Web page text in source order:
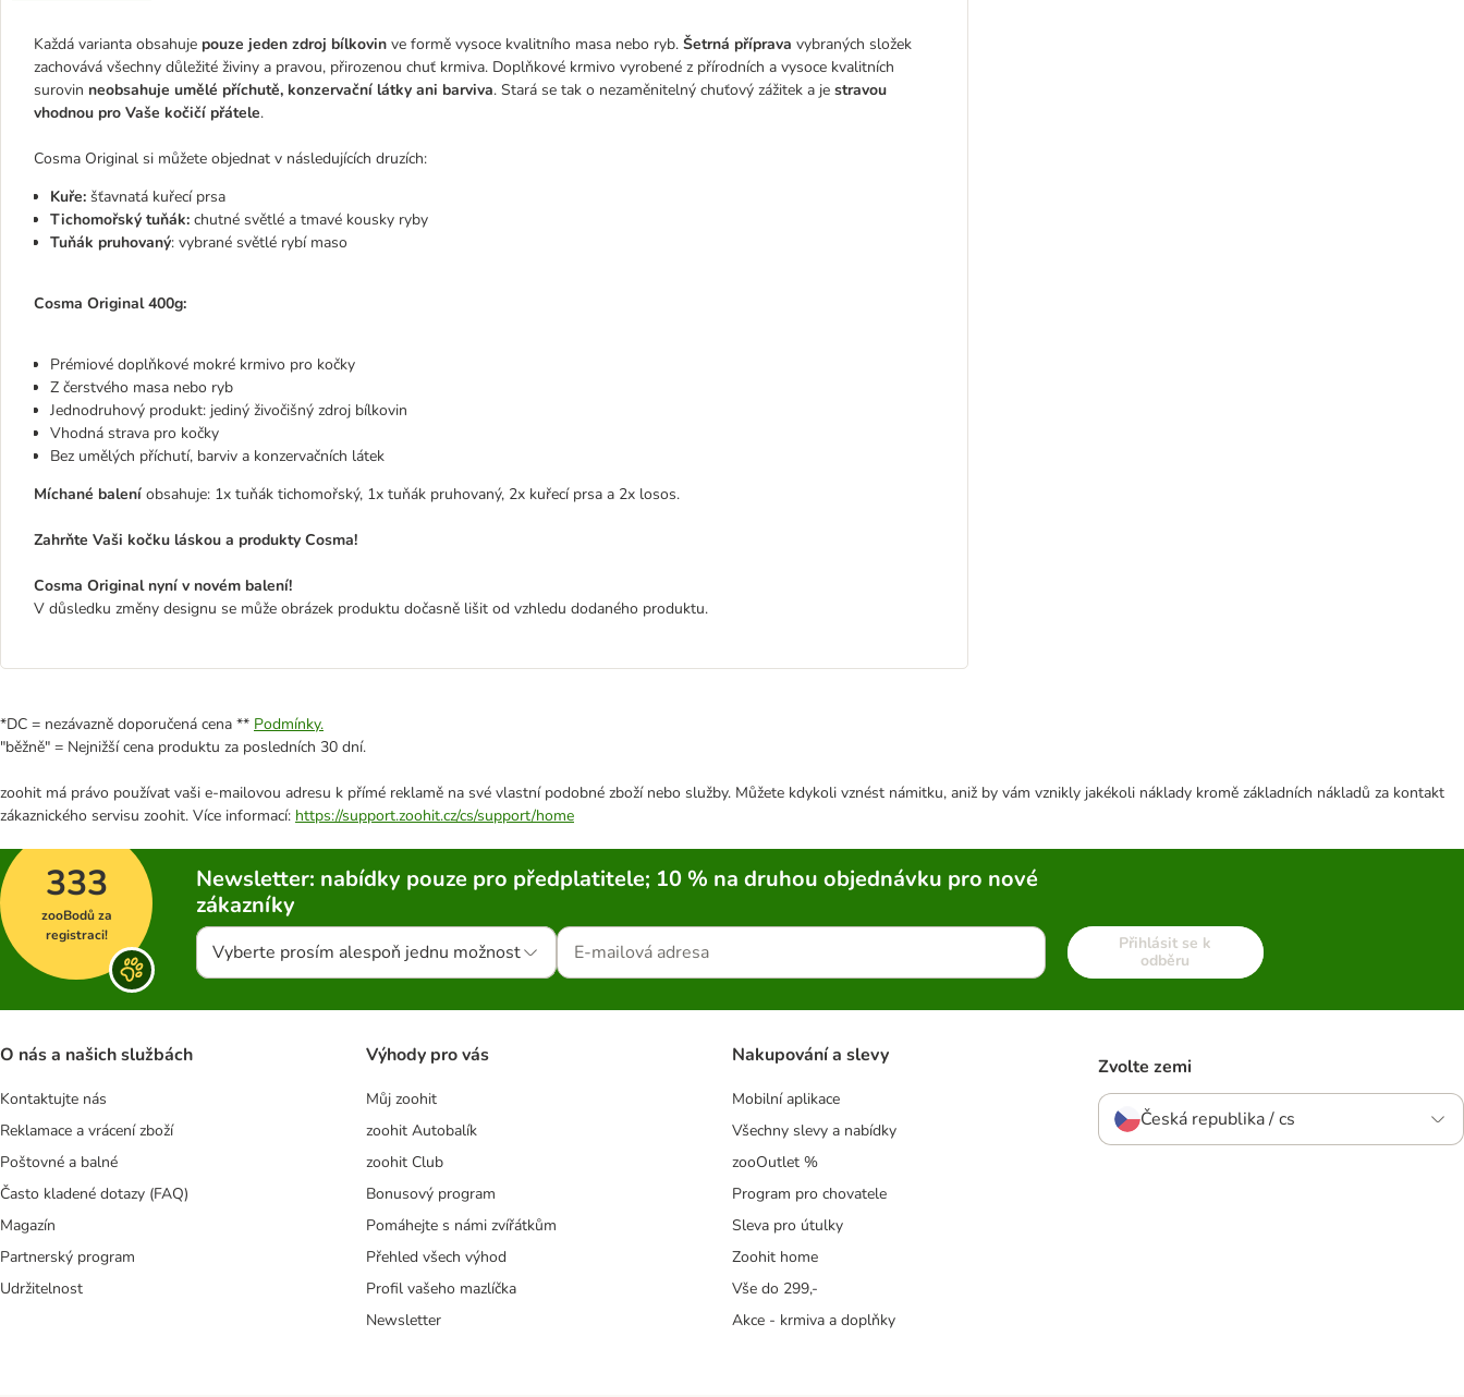
Každá varianta obsahuje pouze jeden zdroj bílkovin ve formě vysoce kvalitního masa nebo ryb. Šetrná příprava vybraných složek
zachovává všechny důležité živiny a pravou, přirozenou chuť krmiva. Doplňkové krmivo vyrobené z přírodních a vysoce kvalitních
surovin neobsahuje umělé příchutě, konzervační látky ani barviva. Stará se tak o nezaměnitelný chuťový zážitek a je stravou
vhodnou pro Vaše kočičí přátele.
Cosma Original si můžete objednat v následujících druzích:
Kuře: šťavnatá kuřecí prsa
Tichomořský tuňák: chutné světlé a tmavé kousky ryby
Tuňák pruhovaný: vybrané světlé rybí maso
Cosma Original 400g:
Prémiové doplňkové mokré krmivo pro kočky
Z čerstvého masa nebo ryb
Jednodruhový produkt: jediný živočišný zdroj bílkovin
Vhodná strava pro kočky
Bez umělých příchutí, barviv a konzervačních látek
Míchané balení obsahuje: 1x tuňák tichomořský, 1x tuňák pruhovaný, 2x kuřecí prsa a 2x losos.
Zahrňte Vaši kočku láskou a produkty Cosma!
Cosma Original nyní v novém balení!
V důsledku změny designu se může obrázek produktu dočasně lišit od vzhledu dodaného produktu.
*DC = nezávazně doporučená cena ** Podmínky.
"běžně" = Nejnižší cena produktu za posledních 30 dní.
zoohit má právo používat vaši e-mailovou adresu k přímé reklamě na své vlastní podobné zboží nebo služby. Můžete kdykoli vznést námitku, aniž by vám vznikly jakékoli náklady kromě základních nákladů za kontakt
zákaznického servisu zoohit. Více informací: https://support.zoohit.cz/cs/support/home
333
zooBodů za
registraci!
Newsletter: nabídky pouze pro předplatitele; 10 % na druhou objednávku pro nové
zákazníky
Vyberte prosím alespoň jednu možnost
Přihlásit se k
odběru
O nás a našich službách
Kontaktujte nás
Reklamace a vrácení zboží
Poštovné a balné
Často kladené dotazy (FAQ)
Magazín
Partnerský program
Udržitelnost
Výhody pro vás
Můj zoohit
zoohit Autobalík
zoohit Club
Bonusový program
Pomáhejte s námi zvířátkům
Přehled všech výhod
Profil vašeho mazlíčka
Newsletter
Nakupování a slevy
Mobilní aplikace
Všechny slevy a nabídky
zooOutlet %
Program pro chovatele
Sleva pro útulky
Zoohit home
Vše do 299,-
Akce - krmiva a doplňky
Zvolte zemi
Česká republika / cs